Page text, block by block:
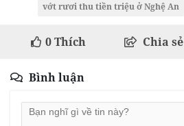
vớt rươi thu tiền triệu ở Nghệ An
0Thích Chia sẻ
Bình luận